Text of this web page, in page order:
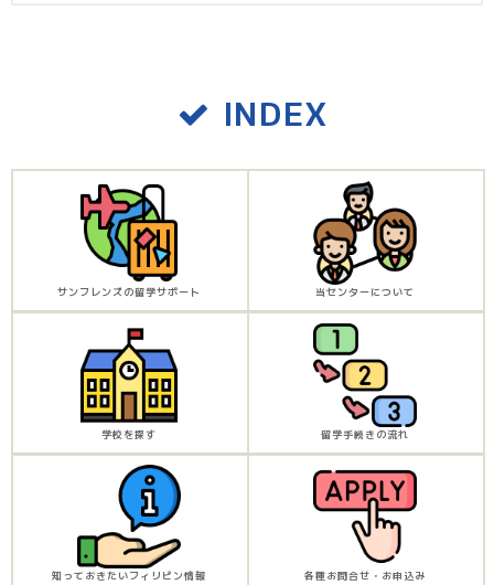
INDEX
サンフレンズの留学サポート 当センターについて
学校を探す 留学手続きの流れ
知っておきたいフィリピン情報 各種お問合せ・お申込み